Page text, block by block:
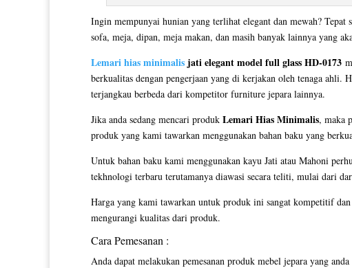
Ingin mempunyai hunian yang terlihat elegant dan mewah? Tepat
sofa, meja, dipan, meja makan, dan masih banyak lainnya yang
Lemari hias minimalis jati elegant model full glass HD-0173
berkualitas dengan pengerjaan yang di kerjakan oleh tenaga ahli.
terjangkau berbeda dari kompetitor furniture jepara lainnya.
Jika anda sedang mencari produk Lemari Hias Minimalis, maka
produk yang kami tawarkan menggunakan bahan baku yang
Untuk bahan baku kami menggunakan kayu Jati atau Mahoni
tekhnologi terbaru terutamanya diawasi secara teliti, mulai dari
Harga yang kami tawarkan untuk produk ini sangat kompetitif
mengurangi kualitas dari produk.
Cara Pemesanan :
Anda dapat melakukan pemesanan produk mebel jepara yang